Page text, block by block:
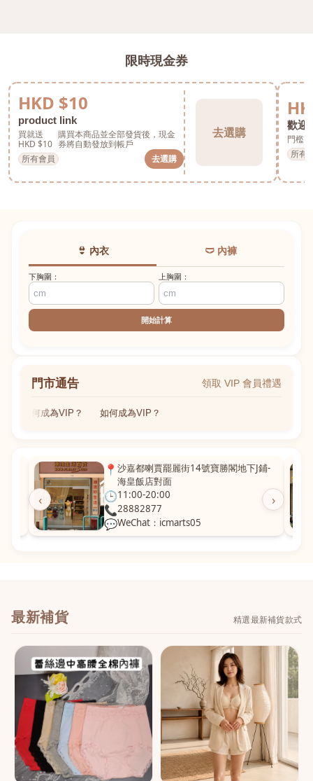
限時現金券
HKD $10
product link
買就送
HKD $10
購買本商品並全部發貨後，現金
券將自動發放到帳戶
所有會員
去選購
去選購
歡迎
門檻
所有
👙 內衣 🩲 內褲
下胸圍： 上胸圍：
開始計算
門市通告 領取 VIP 會員禮遇
如何成為VIP？ 如何成為VIP？
‹ ›
📍 沙嘉都喇賈罷麗街14號寶勝閣地下J鋪-
海皇飯店對面
🕒11:00-20:00
📞28882877
💬WeChat：icmarts05
最新補貨 精選最新補貨款式